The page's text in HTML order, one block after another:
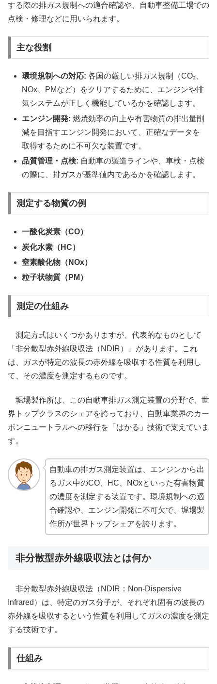
する際の排ガス規制への適合確認や、自動車整備工場での
点検・修理などに用いられます。
主な役割
環境規制への対応: 各国の厳しい排ガス規制（CO₂、
NOx、PMなど）をクリアするために、エンジンや排
気システムが正しく機能しているかを確認します。
エンジン開発: 燃焼効率の向上や有害物質の排出量削
減を目指すエンジン開発において、正確なデータを
取得するために不可欠な装置です。
品質管理・点検: 自動車の製造ラインや、車検・点検
の際に、排ガスが基準値内であるかを確認します。
測定する物質の例
一酸化炭素（CO）
炭化水素（HC）
窒素酸化物（NOx）
粒子状物質（PM）
測定の仕組み
測定方式はいくつかありますが、代表的なものとして
「非分散型赤外線吸収法（NDIR）」があります。これ
は、ガスが特定の波長の赤外線を吸収する性質を利用し
て、その濃度を測定するものです。
堀場製作所は、この自動車排ガス測定装置の分野で、世
界トップクラスのシェアを誇っており、自動車業界のカー
ボンニュートラルへの移行を「はかる」技術で支えていま
す。
自動車の排ガス測定装置は、エンジンから出
るガス中のCO、HC、NOxといった有害物質
の濃度を測定する装置です。環境規制への適
合確認や、エンジン開発に不可欠で、堀場製
作所が世界トップシェアを誇ります。
非分散型赤外線吸収法とは何か
非分散型赤外線吸収法（NDIR：Non-Dispersive
Infrared）は、特定のガス分子が、それぞれ固有の波長の
赤外線を吸収するという性質を利用してガスの濃度を測定
する技術です。
仕組み